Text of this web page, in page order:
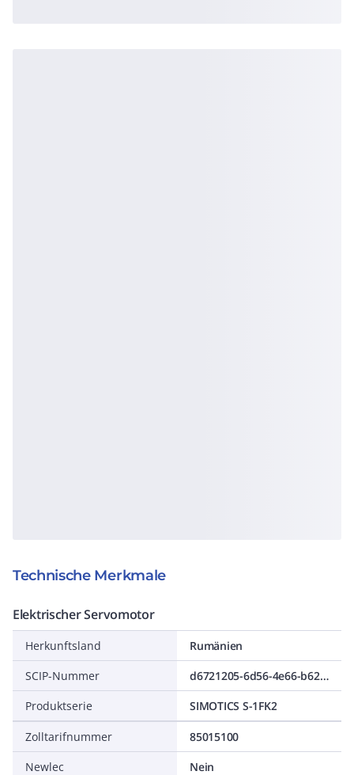
Technische Merkmale
Elektrischer Servomotor
Herkunftsland
Rumänien
SCIP-Nummer
d6721205-6d56-4e66-b623-163281169cf4
Produktserie
SIMOTICS S-1FK2
Zolltarifnummer
85015100
Newlec
Nein